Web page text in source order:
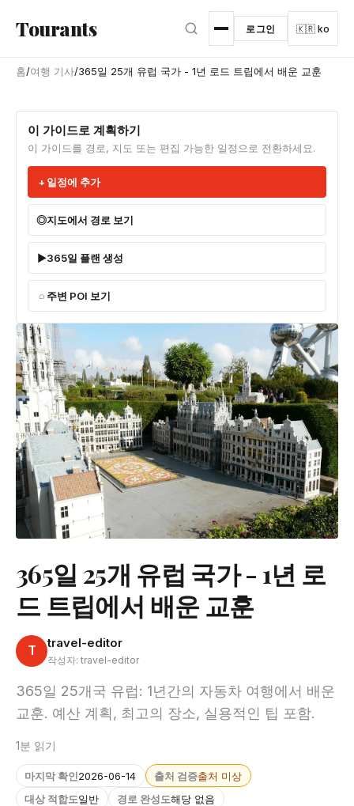
Tourants 로그인 🇰🇷 ko
홈/여행 기사/365일 25개 유럽 국가 - 1년 로드 트립에서 배운 교훈
이 가이드로 계획하기
이 가이드를 경로, 지도 또는 편집 가능한 일정으로 전환하세요.
일정에 추가
지도에서 경로 보기
365일 플랜 생성
주변 POI 보기
365일 25개 유럽 국가 - 1년 로
드 트립에서 배운 교훈
T travel-editor
작성자: travel-editor
365일 25개국 유럽: 1년간의 자동차 여행에서 배운
교훈. 예산 계획, 최고의 장소, 실용적인 팁 포함.
1분 읽기
마지막 확인2026-06-14 출처 검증출처 미상
대상 적합도일반 경로 완성도해당 없음